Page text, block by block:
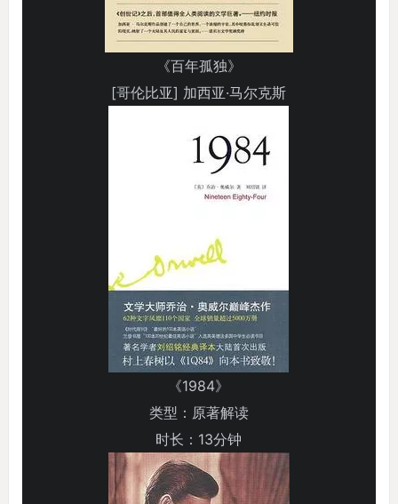
《百年孤独》
[哥伦比亚] 加西亚·马尔克斯
《1984》
类型：原著解读
时长：13分钟